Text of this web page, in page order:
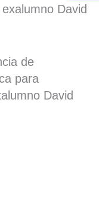
David
de
para
David